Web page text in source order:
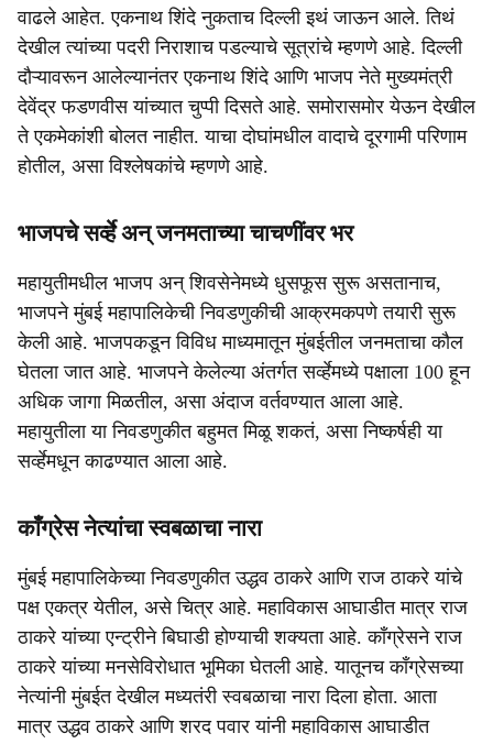
वाढले आहेत. एकनाथ शिंदे नुकताच दिल्ली इथं जाऊन आले. तिथं
देखील त्यांच्या पदरी निराशाच पडल्याचे सूत्रांचे म्हणणे आहे. दिल्ली
दौऱ्यावरून आलेल्यानंतर एकनाथ शिंदे आणि भाजप नेते मुख्यमंत्री
देवेंद्र फडणवीस यांच्यात चुप्पी दिसते आहे. समोरासमोर येऊन देखील
ते एकमेकांशी बोलत नाहीत. याचा दोघांमधील वादाचे दूरगामी परिणाम
होतील, असा विश्लेषकांचे म्हणणे आहे.
भाजपचे सर्व्हे अन् जनमताच्या चाचणींवर भर
महायुतीमधील भाजप अन् शिवसेनेमध्ये धुसफूस सुरू असतानाच,
भाजपने मुंबई महापालिकेची निवडणुकीची आक्रमकपणे तयारी सुरू
केली आहे. भाजपकडून विविध माध्यमातून मुंबईतील जनमताचा कौल
घेतला जात आहे. भाजपने केलेल्या अंतर्गत सर्व्हेमध्ये पक्षाला 100 हून
अधिक जागा मिळतील, असा अंदाज वर्तवण्यात आला आहे.
महायुतीला या निवडणुकीत बहुमत मिळू शकतं, असा निष्कर्षही या
सर्व्हेमधून काढण्यात आला आहे.
काँग्रेस नेत्यांचा स्वबळाचा नारा
मुंबई महापालिकेच्या निवडणुकीत उद्धव ठाकरे आणि राज ठाकरे यांचे
पक्ष एकत्र येतील, असे चित्र आहे. महाविकास आघाडीत मात्र राज
ठाकरे यांच्या एन्ट्रीने बिघाडी होण्याची शक्यता आहे. काँग्रेसने राज
ठाकरे यांच्या मनसेविरोधात भूमिका घेतली आहे. यातूनच काँग्रेसच्या
नेत्यांनी मुंबईत देखील मध्यतंरी स्वबळाचा नारा दिला होता. आता
मात्र उद्धव ठाकरे आणि शरद पवार यांनी महाविकास आघाडीत